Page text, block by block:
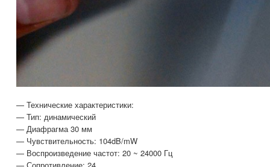
— Технические характеристики:
— Тип: динамический
— Диафрагма 30 мм
— Чувствительность: 104dB/mW
— Воспроизведение частот: 20 ~ 24000 Гц